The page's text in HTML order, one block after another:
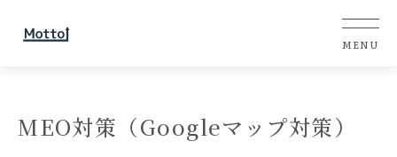
MEO対策（Googleマップ対策）